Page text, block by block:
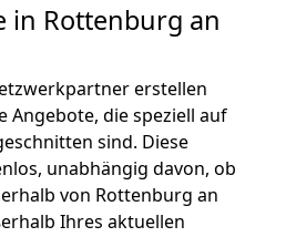
in Rottenburg an
erstellen
Angebote, die speziell auf
sind. Diese
unabhängig davon, ob
von Rottenburg an
Ihres aktuellen